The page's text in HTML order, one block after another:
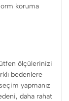
koruma
ölçülerinizi
bedenlere
yapmanız
daha rahat